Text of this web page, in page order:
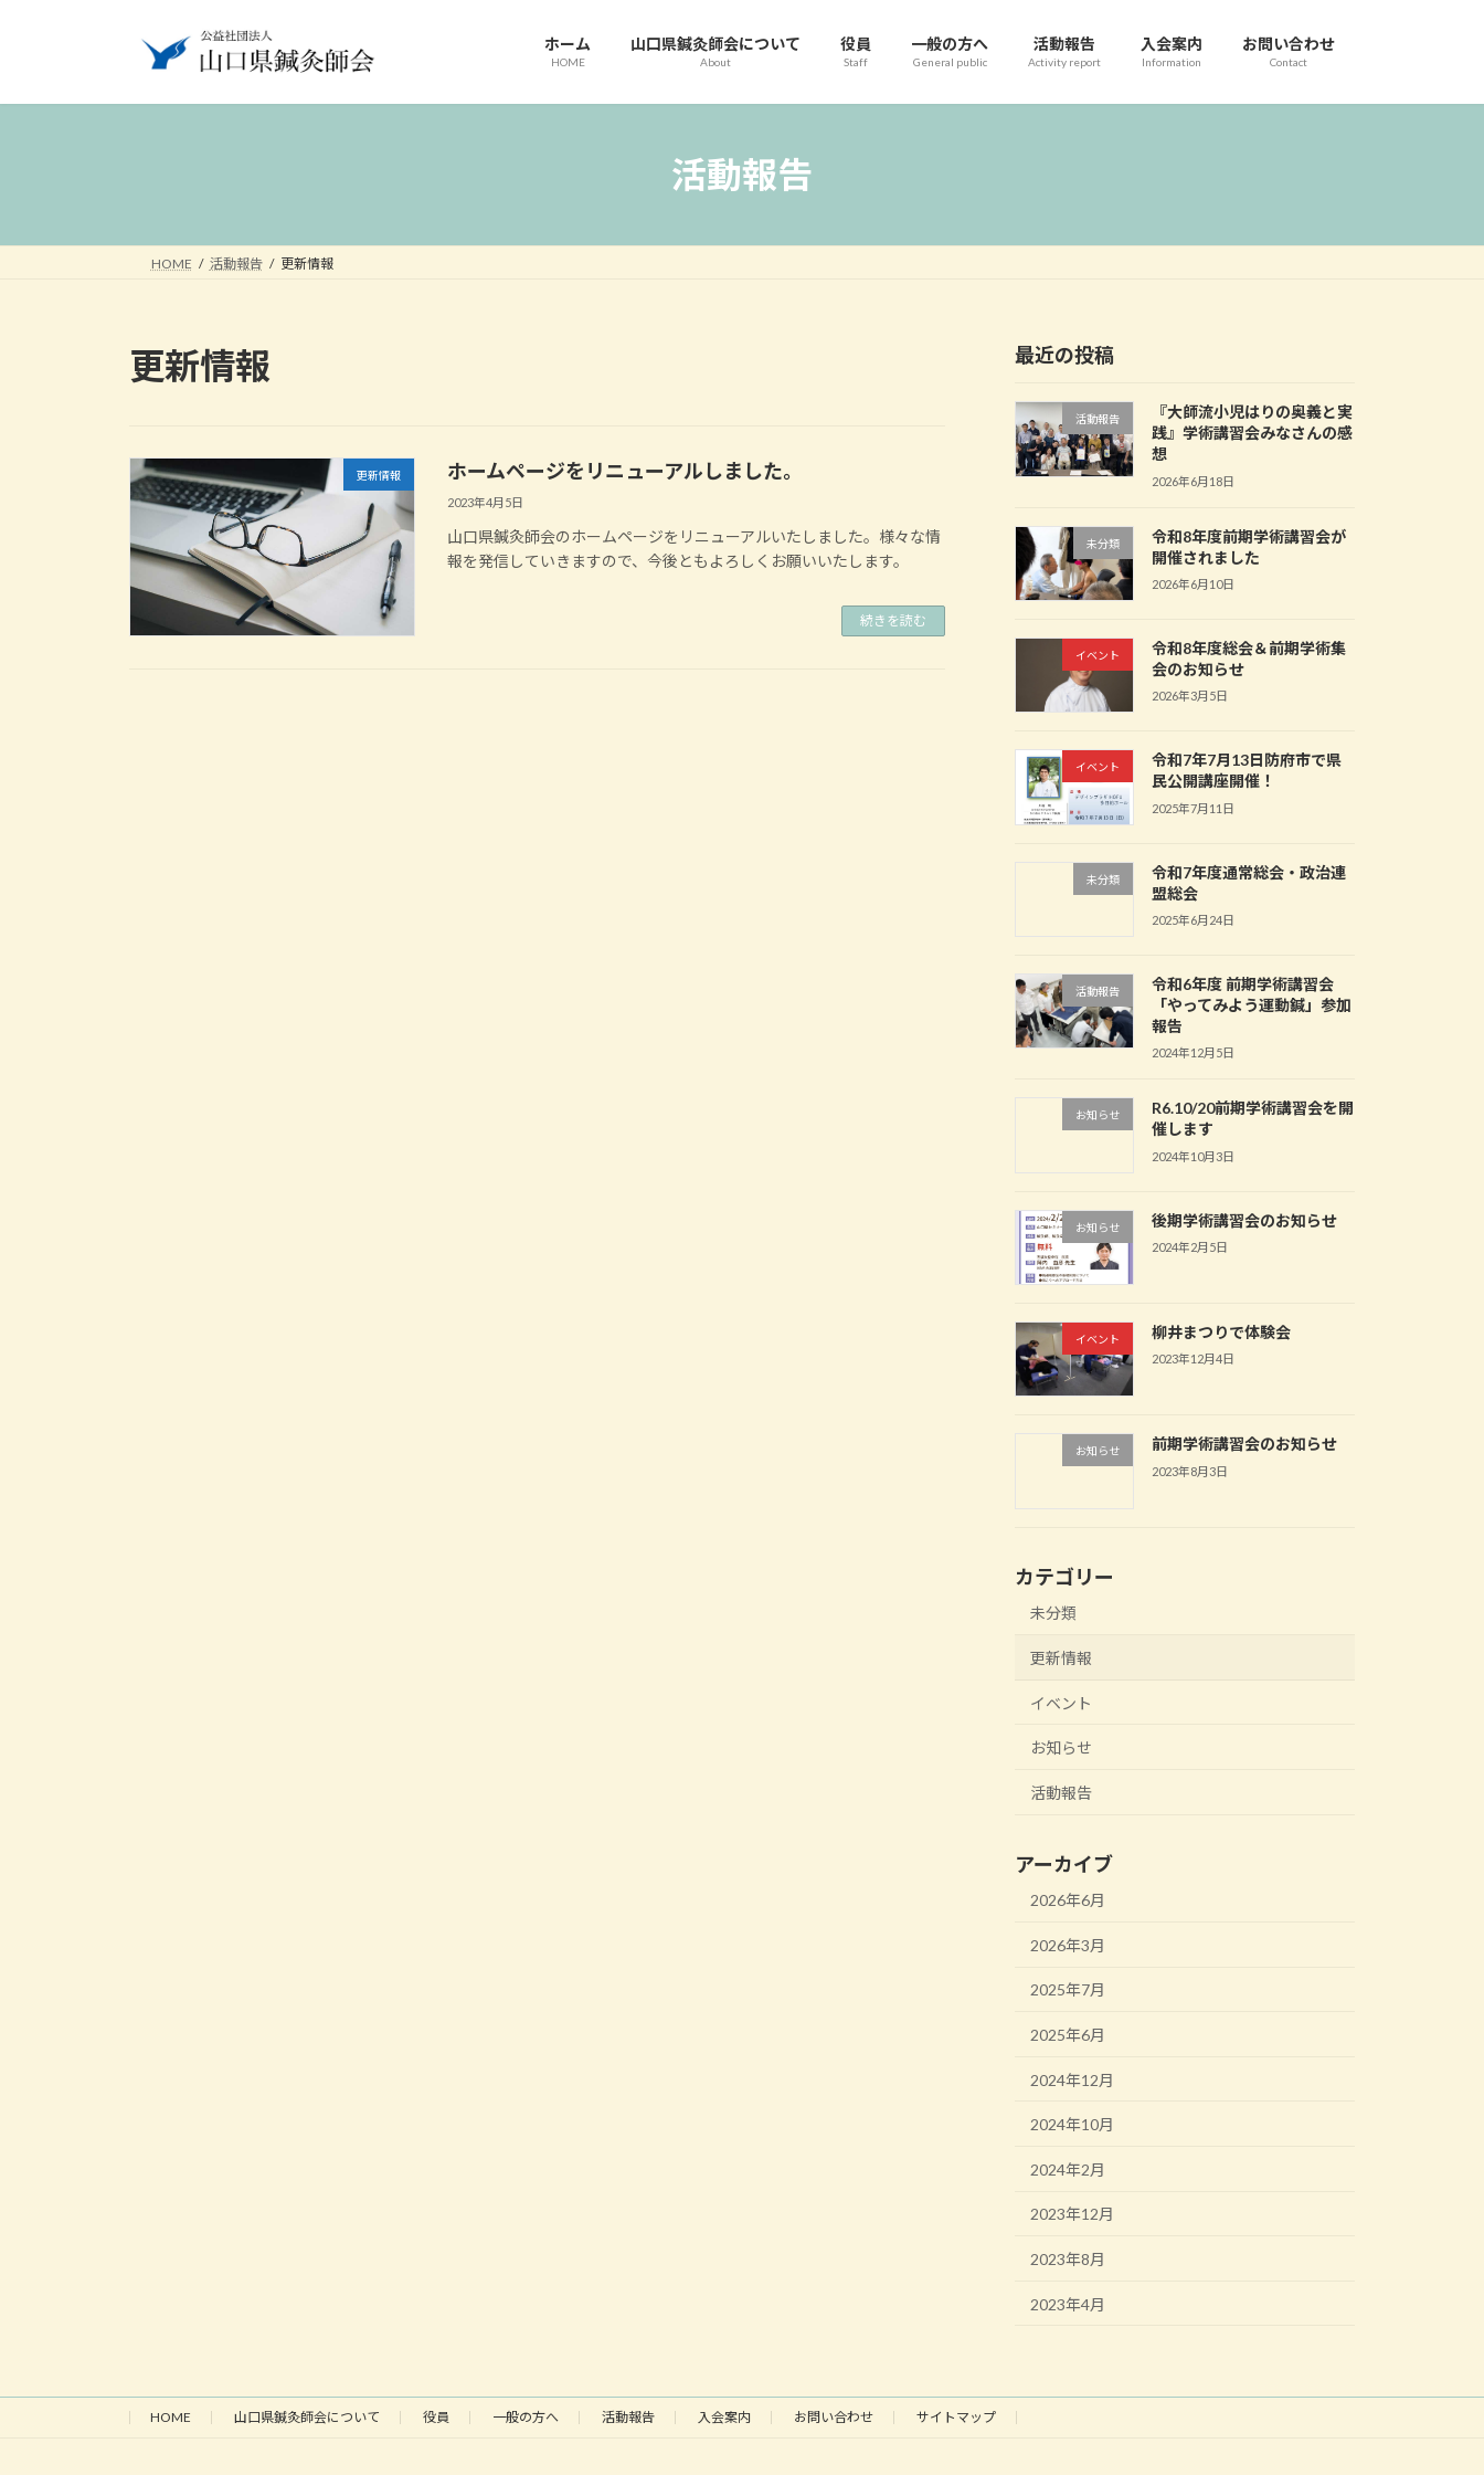
プ
動
ホーム
HOME
山口県鍼灸師会について
About
役員
Staff
一般の方へ
General public
活動報告
Activity report
入会案内
Information
お問い合わせ
Contact
活動報告
HOME 活動報告 更新情報
更新情報
更新情報 ホームページをリニューアルしました。
2023年4月5日
山口県鍼灸師会のホームページをリニューアルいたしました。様々な情
報を発信していきますので、今後ともよろしくお願いいたします。
続きを読む
最近の投稿
活動報告
『大師流小児はりの奥義と実
践』学術講習会みなさんの感
想
2026年6月18日
未分類
令和8年度前期学術講習会が
開催されました
2026年6月10日
イベント
令和8年度総会＆前期学術集
会のお知らせ
2026年3月5日
イベント
令和7年7月13日防府市で県
民公開講座開催！
2025年7月11日
未分類
令和7年度通常総会・政治連
盟総会
2025年6月24日
活動報告
令和6年度 前期学術講習会
「やってみよう運動鍼」参加
報告
2024年12月5日
お知らせ
R6.10/20前期学術講習会を開
催します
2024年10月3日
お知らせ 後期学術講習会のお知らせ
2024年2月5日
イベント 柳井まつりで体験会
2023年12月4日
お知らせ 前期学術講習会のお知らせ
2023年8月3日
カテゴリー
未分類
更新情報
イベント
お知らせ
活動報告
アーカイブ
2026年6月
2026年3月
2025年7月
2025年6月
2024年12月
2024年10月
2024年2月
2023年12月
2023年8月
2023年4月
HOME 山口県鍼灸師会について 役員 一般の方へ 活動報告 入会案内 お問い合わせ サイトマップ